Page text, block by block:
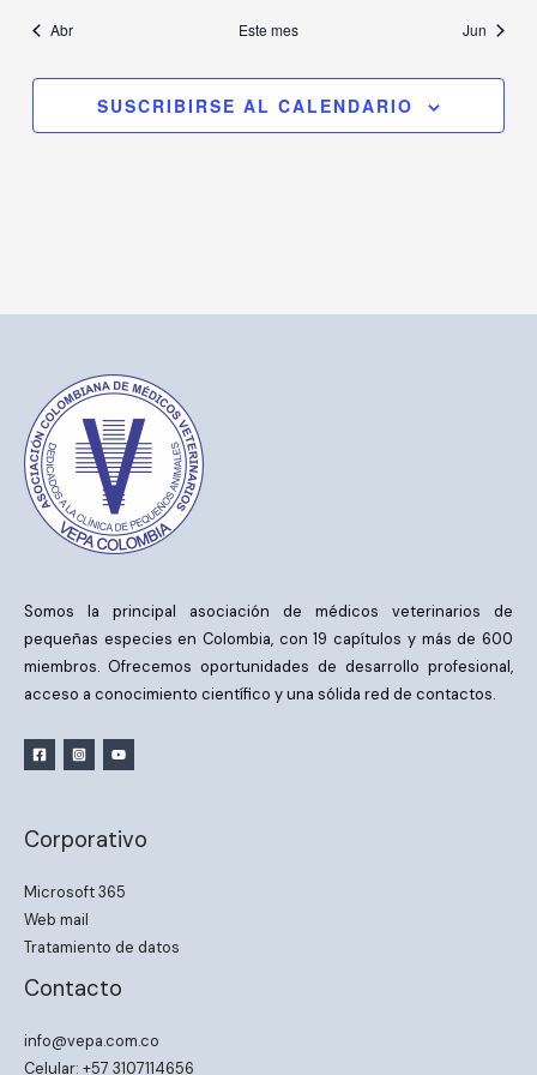
Abr Este mes Jun
SUSCRIBIRSE AL CALENDARIO
Somos la principal asociación de médicos veterinarios de
pequeñas especies en Colombia, con 19 capítulos y más de 600
miembros. Ofrecemos oportunidades de desarrollo profesional,
acceso a conocimiento científico y una sólida red de contactos.
Corporativo
Microsoft 365
Web mail
Tratamiento de datos
Contacto
info@vepa.com.co
Celular: +57 3107114656